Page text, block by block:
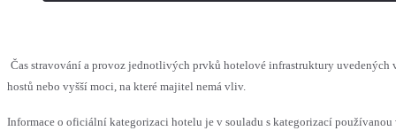
Čas stravování a provoz jednotlivých prvků hotelové infrastruktury uvedených
hostů nebo vyšší moci, na které majitel nemá vliv.
Informace o oficiální kategorizaci hotelu je v souladu s kategorizací